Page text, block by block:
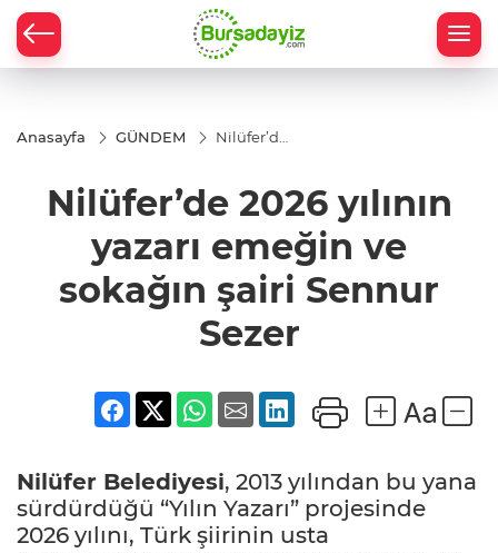
Anasayfa GÜNDEM
Nilüfer’de
yazarı
emeğin
sokağın
şairi
Sennur
Sezer
Nilüfer’de 2026 yılının
yazarı emeğin ve
sokağın şairi Sennur
Sezer
Nilüfer Belediyesi, 2013 yılından bu yana
sürdürdüğü “Yılın Yazarı” projesinde
2026 yılını, Türk şiirinin usta